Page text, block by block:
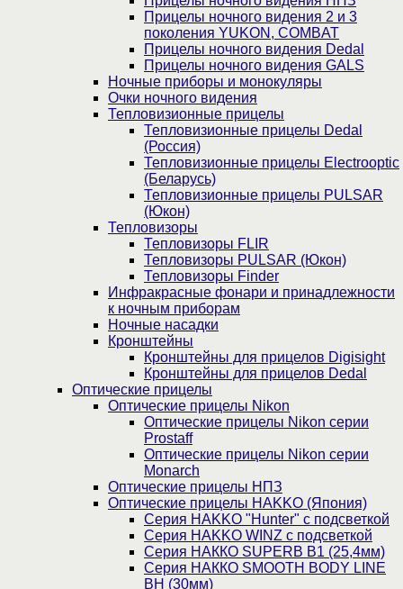
Прицелы ночного видения 2 и 3
поколения YUKON, COMBAT
Прицелы ночного видения Dedal
Прицелы ночного видения GALS
Ночные приборы и монокуляры
Очки ночного видения
Тепловизионные прицелы
Тепловизионные прицелы Dedal
(Россия)
Тепловизионные прицелы Electrooptic
(Беларусь)
Тепловизионные прицелы PULSAR
(Юкон)
Тепловизоры
Тепловизоры FLIR
Тепловизоры PULSAR (Юкон)
Тепловизоры Finder
Инфракрасные фонари и принадлежности
к ночным приборам
Ночные насадки
Кронштейны
Кронштейны для прицелов Digisight
Кронштейны для прицелов Dedal
Оптические прицелы
Оптические прицелы Nikon
Оптические прицелы Nikon серии
Prostaff
Оптические прицелы Nikon серии
Monarch
Оптические прицелы НПЗ
Оптические прицелы HAKKO (Япония)
Cерия HAKKO "Hunter" с подсветкой
Серия НAKKO WINZ с подсветкой
Серия НАККО SUPERB B1 (25,4мм)
Серия НАККО SMOOTH BODY LINE
BH (30мм)